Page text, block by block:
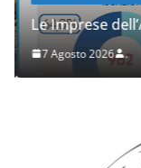
Le Imprese
7 Agosto 2026 .